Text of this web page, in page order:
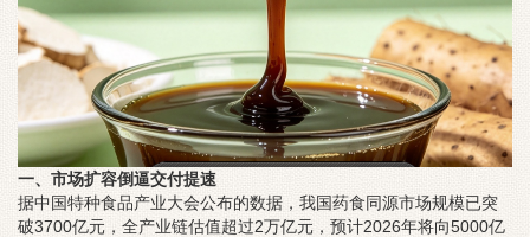
一、市场扩容倒逼交付提速
据中国特种食品产业大会公布的数据，我国药食同源市场规模已突
破3700亿元，全产业链估值超过2万亿元，预计2026年将向5000亿